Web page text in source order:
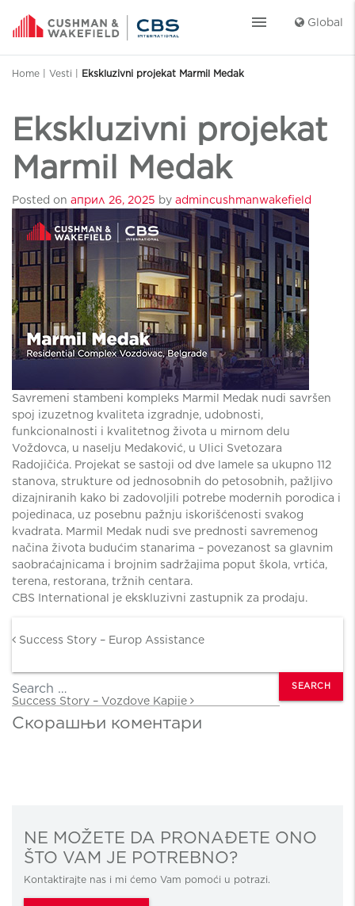
menu Global
Home Vesti Ekskluzivni projekat Marmil Medak
Ekskluzivni projekat
Marmil Medak
Posted on април 26, 2025 by admincushmanwakefield
Savremeni stambeni kompleks Marmil Medak nudi savršen
spoj izuzetnog kvaliteta izgradnje, udobnosti,
funkcionalnosti i kvalitetnog života u mirnom delu
Voždovca, u naselju Medaković, u Ulici Svetozara
Radojičića. Projekat se sastoji od dve lamele sa ukupno 112
stanova, strukture od jednosobnih do petosobnih, pažljivo
dizajniranih kako bi zadovoljili potrebe modernih porodica i
pojedinaca, uz posebnu pažnju iskorišćenosti svakog
kvadrata. Marmil Medak nudi sve prednosti savremenog
načina života budućim stanarima – povezanost sa glavnim
saobraćajnicama i brojnim sadržajima poput škola, vrtića,
terena, restorana, tržnih centara.
CBS International je ekskluzivni zastupnik za prodaju.
Success Story – Europ Assistance
Success Story – Vozdove Kapije
Search
Скорашњи коментари
NE MOŽETE DA PRONAĐETE ONO
ŠTO VAM JE POTREBNO?
Kontaktirajte nas i mi ćemo Vam pomoći u potrazi.